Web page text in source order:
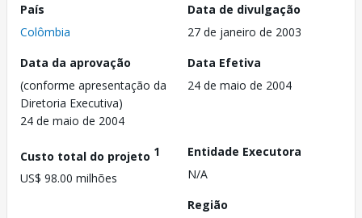
País
Colômbia
Data de divulgação
27 de janeiro de 2003
Data da aprovação
(conforme apresentação da
Diretoria Executiva)
24 de maio de 2004
Data Efetiva
24 de maio de 2004
Custo total do projeto 1
US$ 98.00 milhões
Entidade Executora
N/A
Região